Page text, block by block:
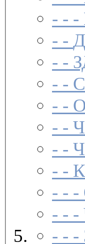
- - -
- -
- -
- -
- -
- -
- -
- -
- - -
- - -
- - -